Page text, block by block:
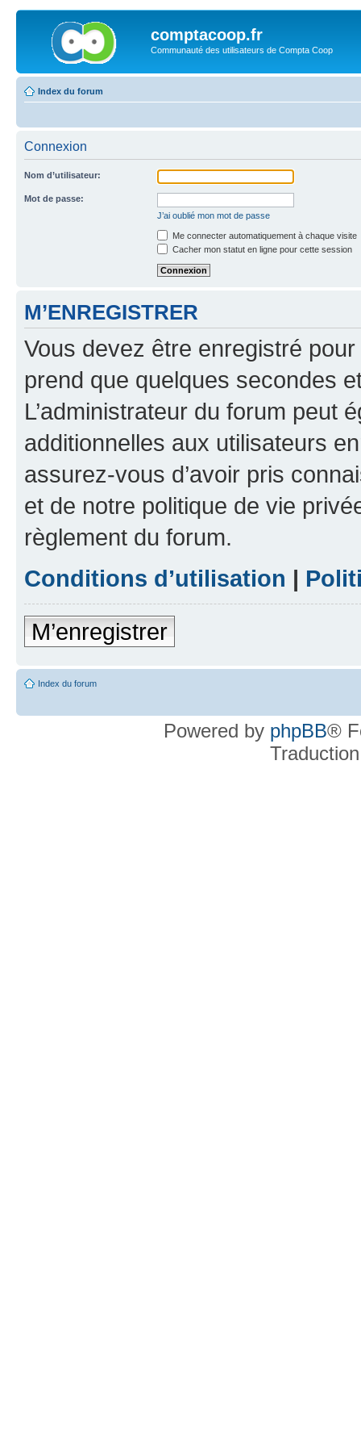
comptacoop.fr
Communauté des utilisateurs de Compta Coop
Index du forum
Connexion
Nom d’utilisateur:
Mot de passe:
J’ai oublié mon mot de passe
Me connecter automatiquement à chaque visite
Cacher mon statut en ligne pour cette session
M’ENREGISTRER
Vous devez être enregistré
prend que quelques secondes
L’administrateur du forum peut
additionnelles aux utilisateurs
assurez-vous d’avoir pris
et de notre politique de vie
règlement du forum.
Conditions d’utilisation |
M’enregistrer
Index du forum
Powered by phpBB®